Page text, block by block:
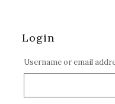
Login
Username or email